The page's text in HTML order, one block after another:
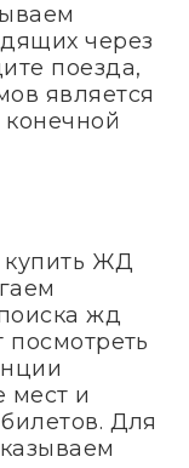
через
поезда,
является
ЖД
жд
посмотреть
мест и
Для